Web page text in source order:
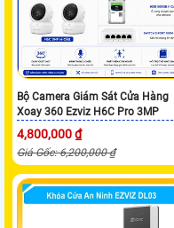
Bộ Camera Giám Sát Cửa Hàng
Xoay 360 Ezviz H6C Pro 3MP
4,800,000 ₫
Giá Gốc: 6,200,000 ₫